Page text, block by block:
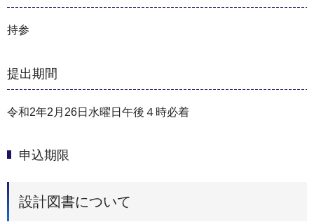
持参
提出期間
令和2年2月26日水曜日午後４時必着
申込期限
設計図書について